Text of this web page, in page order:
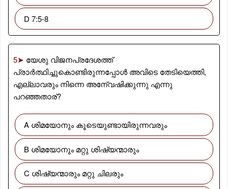
D 7:5-8
5➤ യേശു വിജനപ്രദേശത്ത്
പ്രാർത്ഥിച്ചുകൊണ്ടിരുന്നപ്പോൾ അവിടെ തേടിയെത്തി,
എല്ലാവരും നിന്നെ അനേ്വഷിക്കുന്നു എന്നു
പറഞ്ഞതാര്?
A ശിമയോനും കൂടെയുണ്ടായിരുന്നവരും
B ശിമയോനും മറ്റു ശിഷ്യന്മാരും
C ശിഷ്യന്മാരും മറ്റു ചിലരും